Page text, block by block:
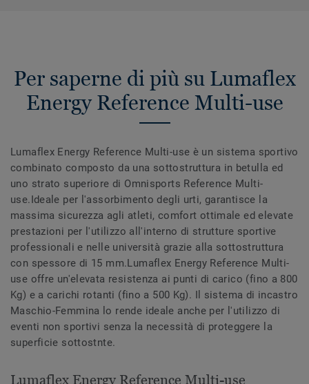
Per saperne di più su Lumaflex
Energy Reference Multi-use
Lumaflex Energy Reference Multi-use è un sistema sportivo
combinato composto da una sottostruttura in betulla ed
uno strato superiore di Omnisports Reference Multi-
use.Ideale per l'assorbimento degli urti, garantisce la
massima sicurezza agli atleti, comfort ottimale ed elevate
prestazioni per l'utilizzo all'interno di strutture sportive
professionali e nelle università grazie alla sottostruttura
con spessore di 15 mm.Lumaflex Energy Reference Multi-
use offre un'elevata resistenza ai punti di carico (fino a 800
Kg) e a carichi rotanti (fino a 500 Kg). Il sistema di incastro
Maschio-Femmina lo rende ideale anche per l'utilizzo di
eventi non sportivi senza la necessità di proteggere la
superficie sottostnte.
Lumaflex Energy Reference Multi-use